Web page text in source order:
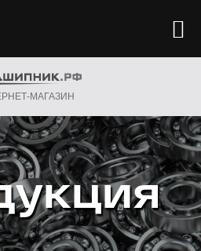
МАГАЗИН